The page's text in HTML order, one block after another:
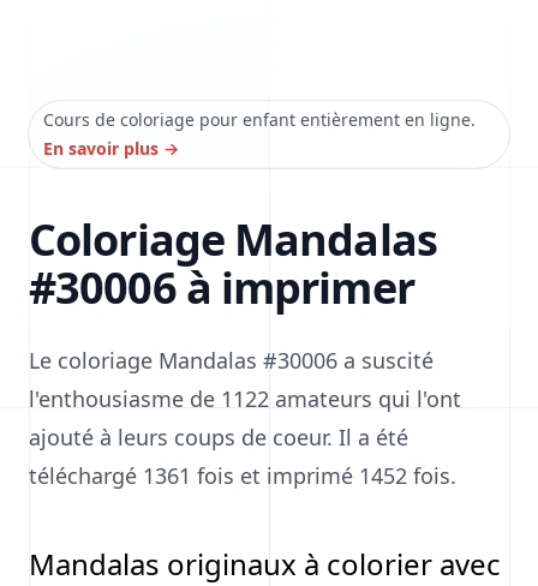
Cours de coloriage pour enfant entièrement en ligne.
En savoir plus →
Coloriage Mandalas
#30006 à imprimer
Le coloriage Mandalas #30006 a suscité
l'enthousiasme de 1122 amateurs qui l'ont
ajouté à leurs coups de coeur. Il a été
téléchargé 1361 fois et imprimé 1452 fois.
Mandalas originaux à colorier avec